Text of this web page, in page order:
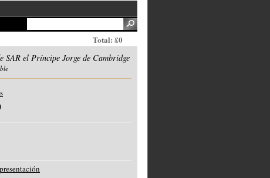
Total: £0
SAR el Príncipe Jorge de Cambridge